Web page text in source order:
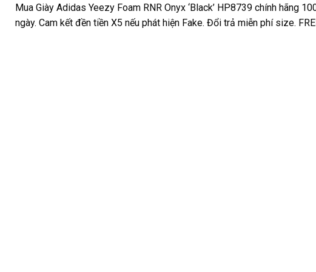
Mua Giày Adidas Yeezy Foam RNR Onyx ‘Black’ HP8739 chính hãng
ngày. Cam kết đền tiền X5 nếu phát hiện Fake. Đổi trả miễn phí size.